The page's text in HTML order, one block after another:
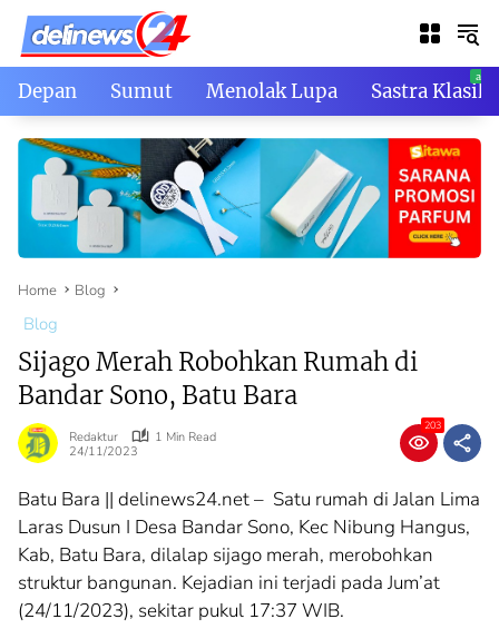
Skip
content
Depan Sumut Menolak Lupa Sastra Klasik
Home Blog
Blog
Sijago Merah Robohkan Rumah di
Bandar Sono, Batu Bara
Redaktur
1 Min Read
24/11/2023
203
Batu Bara || delinews24.net – Satu rumah di Jalan Lima
Laras Dusun I Desa Bandar Sono, Kec Nibung Hangus,
Kab, Batu Bara, dilalap sijago merah, merobohkan
struktur bangunan. Kejadian ini terjadi pada Jum’at
(24/11/2023), sekitar pukul 17:37 WIB.